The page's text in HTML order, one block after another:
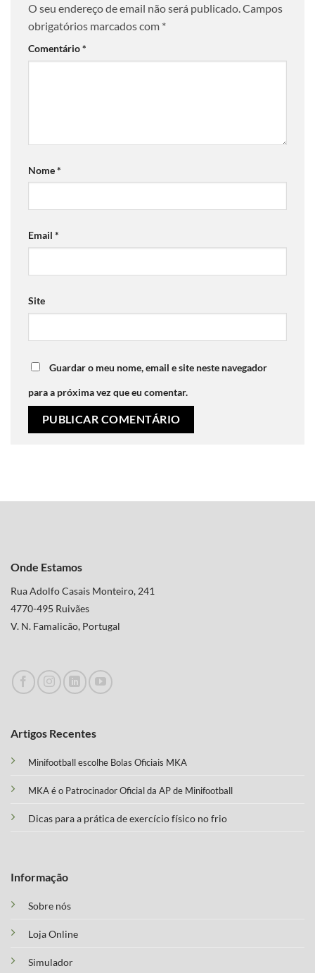
O seu endereço de email não será publicado.Campos
obrigatórios marcados com *
Comentário*
Nome*
Email *
Site
Guardar o meu nome, email e site neste navegador
para a próxima vez que eu comentar.
Onde Estamos
Rua Adolfo Casais Monteiro, 241
4770-495 Ruivães
V. N. Famalicão, Portugal
Artigos Recentes
Minifootball escolhe Bolas Oficiais MKA
MKA é o Patrocinador Oficial da AP de Minifootball
Dicas para a prática de exercício físico no frio
Informação
Sobre nós
Loja Online
Simulador